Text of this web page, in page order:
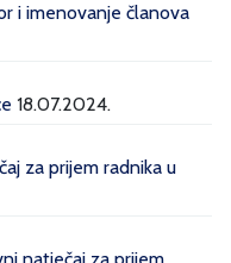
i imenovanje članova
18.07.2024.
za prijem radnika u